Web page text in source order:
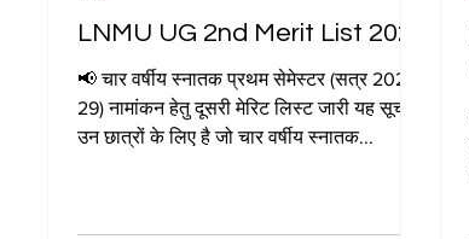
LNMU UG 2nd Merit List 2025
📢 चार वर्षीय स्नातक प्रथम सेमेस्टर (सत्र 2025-
29) नामांकन हेतु दूसरी मेरिट लिस्ट जारी यह सूची
उन छात्रों के लिए है जो चार वर्षीय स्नातक...